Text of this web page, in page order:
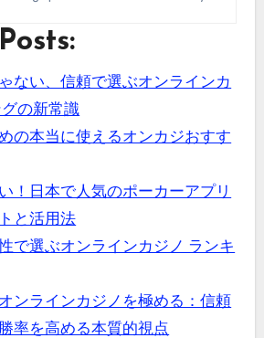
ない、信頼で選ぶオンラインカ
の新常識
の本当に使えるオンカジおすす
！日本で人気のポーカーアプリ
と活用法
で選ぶオンラインカジノ ランキ
ンラインカジノを極める：信頼
率を高める本質的視点